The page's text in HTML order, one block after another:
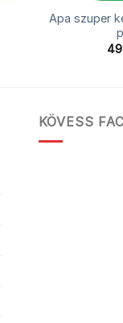
Apa szuper
KÖVESS